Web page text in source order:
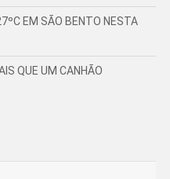
EM SÃO BENTO NESTA
QUE UM CANHÃO